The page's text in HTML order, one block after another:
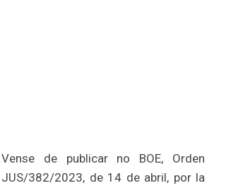
Vense de publicar no BOE, Orden
JUS/382/2023, de 14 de abril, por la